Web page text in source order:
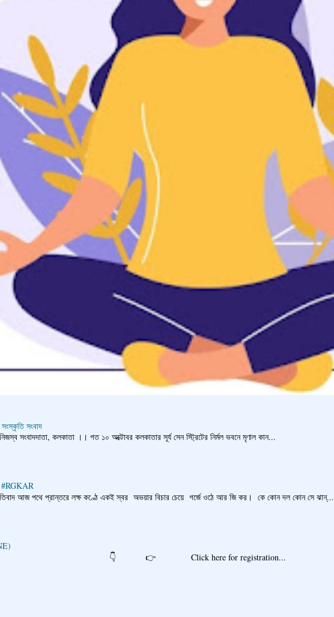
সংবাদ
সংবাদদাতা, কলকাতা ।। গত ১০ অক্টোবর কলকাতার সূর্য সেন স্ট্রিটের নির্মল ভবনে মৃণাল কান...
#RGKAR
আজ পথে প্রান্তরে লক্ষ কণ্ঠে একই স্বর অভয়ার বিচার চেয়ে গর্জে ওঠে আর জি কর। কে কোন দল কোন সে ঝান্...
here for registration...